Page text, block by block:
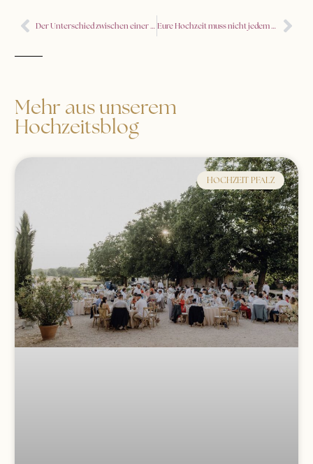
Der Unterschied zwischen einer freien und einer standesamtlichen Trauung Eure Hochzeit muss nicht jedem gefallen – Ehrliche Planungstipps
Mehr aus unserem
Hochzeitsblog
HOCHZEIT PFALZ